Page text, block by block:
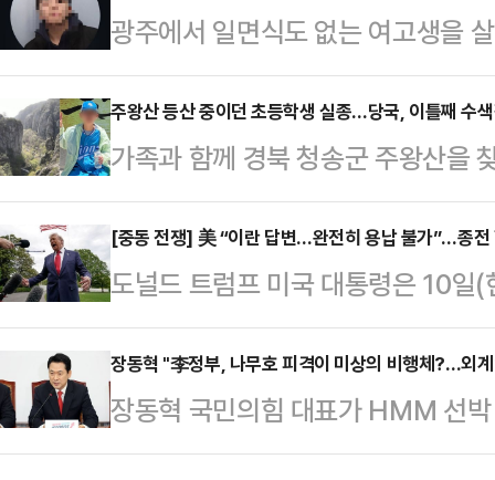
다.11일 금융감독원 전자공시시스
(BlackRock Fund Advisors)는
유해 지분율 6.23%(4월22일 기준
보고서 기준 455만5963주
광주에서 일면식도 없는 여고생을
신상정보가 온라인에서 빠르게 확
부 누리꾼이 외모를 평가하는 댓글
온라인 커뮤니티와 사회관계망서
유됐다. 그러나 해당 사진에는 "잘
관련된 반응이 이어졌다.이에 대해
자일 뿐이다. 범죄자한테 왜 인물
사건 겪어…
주왕산 등산 중이던 초등학생 실종…당국, 이틀째 수
가족과 함께 경북 청송군 주왕산을
이 진행되고 있다.11일 경찰 및 소
A군(11)은 전날 오후 가족과 함께
을 찾은 후 홀로 주봉으로 등산에
소지하지 않은 채 산행에 나섰던 아
자 전날 오후 5시 53분께 소방 당
은 인력과 장비 등을 동원해 수색작
다.경찰과 소…
[중동 전쟁] 美 “이란 답변…완전히 용납 불가”…종전
도널드 트럼프 미국 대통령은 10일
측이 수용불가능한 내용의 답변을
르면 트럼프 대통령은 10일(현지
스소셜을 통해 “이란의 소위 ‘대표
다”며 “마음에 들지 않는다. 완전
장동혁 "李정부, 나무호 피격이 미상의 비행체?…외
장동혁 국민의힘 대표가 HMM 선
행체에 타격을 당했다는 외교부 발